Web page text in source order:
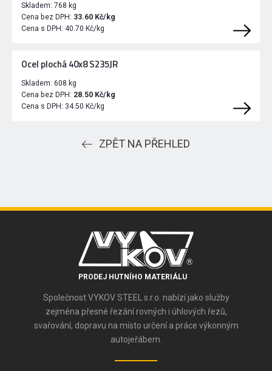
Skladem: 768 kg
Cena bez DPH: 33.60 Kč/kg
Cena s DPH: 40.70 Kč/kg
Ocel plochá 40x8 S235JR
Skladem: 608 kg
Cena bez DPH: 28.50 Kč/kg
Cena s DPH: 34.50 Kč/kg
ZPĚT NA PŘEHLED
PRODEJ HUTNÍHO MATERIÁLU
Společnost VYKOV STEEL s.r.o. nabízí jako služby
zejména přesné řezání rovných i úhlových řezů,
svařování, dopravu na místo určení a práce výkonným
autojeřábem.